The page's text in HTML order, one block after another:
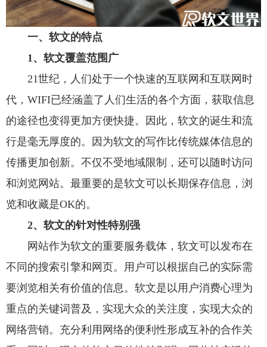
一、软文的特点
1、软文覆盖范围广
21世纪，人们处于一个快速的互联网和互联网时
代，WIFI已经涵盖了人们生活的各个方面，获取信息
的途径也变得更加方便快捷。因此，软文的诞生和流
行是毫无厚度的。因为软文的写作比传统媒体信息的
传播更加创新。不仅不受地域限制，还可以随时访问
和浏览网站。最重要的是软文可以长期保存信息，浏
览和收藏是OK的。
2、软文的针对性特别强
网站作为软文的重要服务载体，软文可以发布在
不同的搜索引擎和网页。用户可以根据自己的实际需
要浏览相关有价值的信息。软文是以用户消费心理为
重点的关键词普及，实现大众的关注度，实现大众的
网络营销。充分利用网络的便利性形成互补的合作关